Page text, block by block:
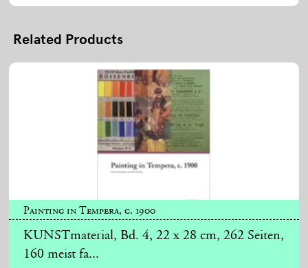
Related Products
Painting in Tempera, c. 1900
KUNSTmaterial, Bd. 4, 22 x 28 cm, 262 Seiten,
160 meist fa...